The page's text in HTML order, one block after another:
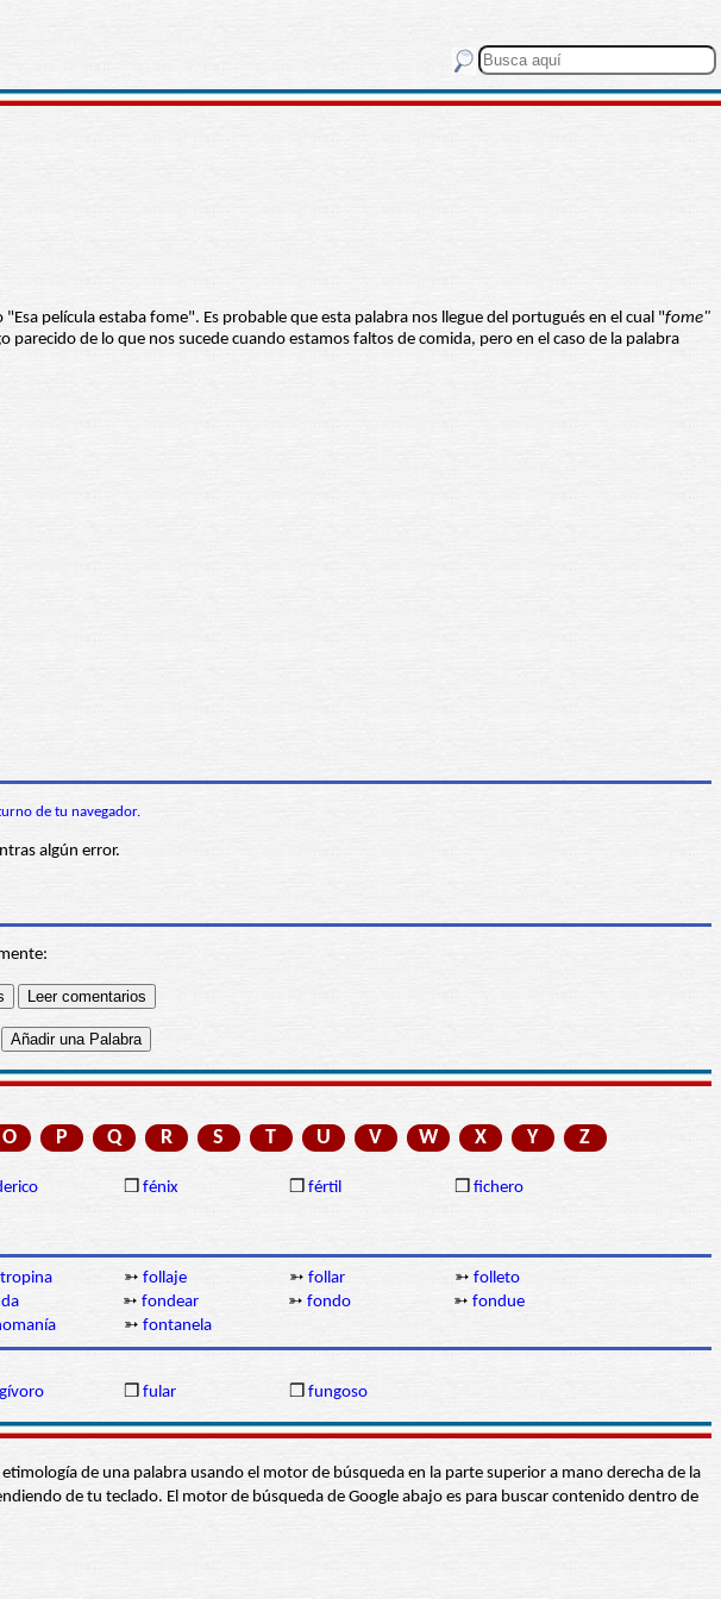
película estaba fome". Es probable que esta palabra nos llegue del portugués en el cual "fome"
de lo que nos sucede cuando estamos faltos de comida, pero en el caso de la palabra
de tu navegador.
algún error.
O P Q R S T U V W X Y Z
❒ fénix ❒ fértil ❒ fichero
➳ follaje ➳ follar ➳ folleto
➳ fondear ➳ fondo ➳ fondue
➳ fontanela
❒ fular ❒ fungoso
de una palabra usando el motor de búsqueda en la parte superior a mano derecha de la
de tu teclado. El motor de búsqueda de Google abajo es para buscar contenido dentro de